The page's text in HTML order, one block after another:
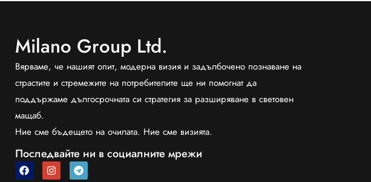
Milano Group Ltd.
Вярваме, че нашият опит, модерна визия и задълбочено познаване на
страстите и стремежите на потребителите ще ни помогнат да
поддържаме дългосрочната си стратегия за разширяване в световен
мащаб.
Ние сме бъдещето на очилата. Ние сме визията.
Последвайте ни в социалните мрежи